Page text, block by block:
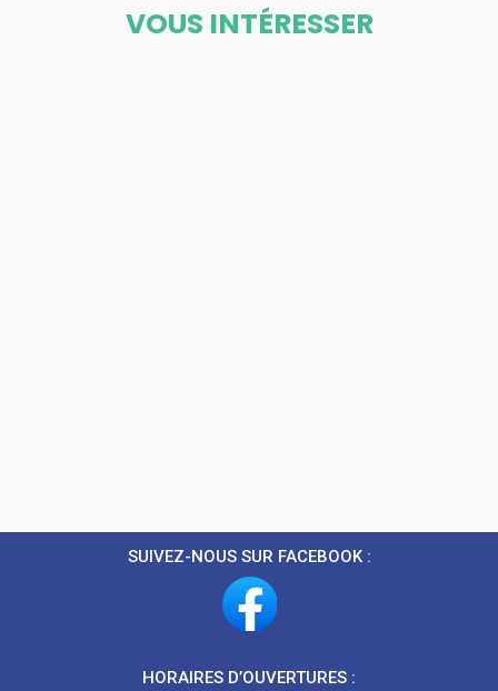
VOUS INTÉRESSER
SUIVEZ-NOUS SUR FACEBOOK :
HORAIRES D’OUVERTURES :